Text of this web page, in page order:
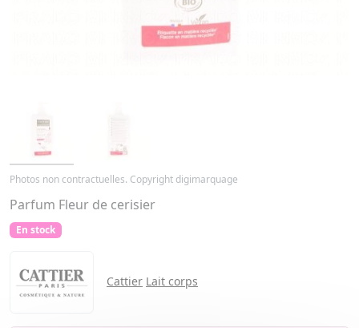
Photos non contractuelles. Copyright digimarquage
Parfum Fleur de cerisier
En stock
Cattier Lait corps